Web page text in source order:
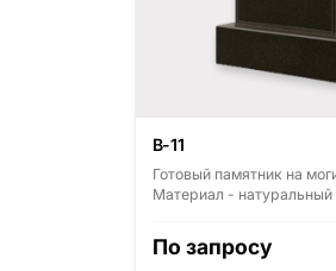
В-11
Готовый памятник на
Материал - натуральный
(Россия, Карелия),
(Россия, Ленинградская
По запросу